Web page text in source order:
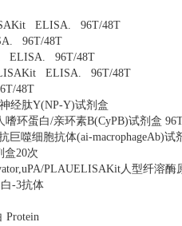
ELISA.
96T/48T
96T/48T
ELISA.
96T/48T
ELISA.
96T/48T
48T
经肽Y(NP-Y)试剂盒
嗜环蛋白/亲环素B(CyPB)试剂盒
巨噬细胞抗体(ai-macrophageAb)试
盒20次
PLAUELISAKit人型纤溶酶
-3抗体
Protein